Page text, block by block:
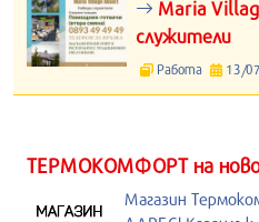
Maria
служители
Работа 13/
ТЕРМОКОМФОРТ на
Магазин